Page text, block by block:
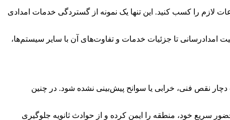
لازم را کسب کنید. این تنها یک نمونه از گستردگی خدمات امدادی
امدادرسانی تا جزئیات خدمات و تفاوت‌های آن با سایر سیستم‌ها،
دچار نقص فنی، خرابی یا سوانح پیش‌بینی نشده شود. در چنین
سریع خود، منطقه را ایمن کرده و از حوادث ثانویه جلوگیری